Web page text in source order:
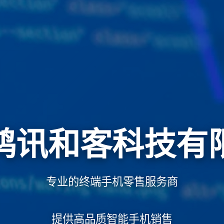
讯和客科技有
专业的终端手机零售服务商
提供高品质智能手机销售